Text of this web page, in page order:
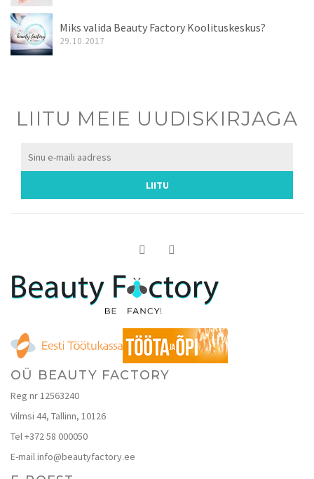
Miks valida Beauty Factory Koolituskeskus?
29.10.2017
LIITU MEIE UUDISKIRJAGA
OÜ BEAUTY FACTORY
Reg nr 12563240
Vilmsi 44, Tallinn, 10126
Tel +372 58 000050
E-mail info@beautyfactory.ee